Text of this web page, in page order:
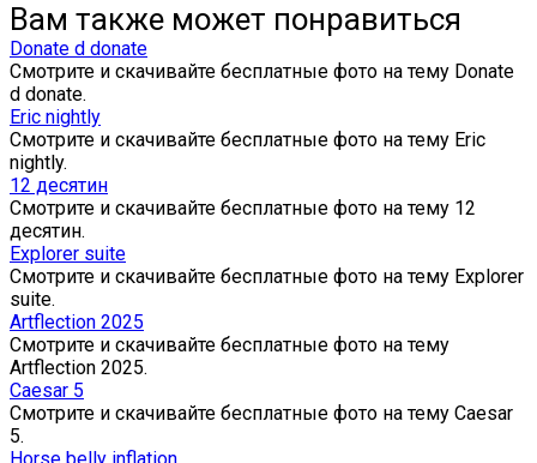
Вам также может понравиться
Donate d donate
Смотрите и скачивайте бесплатные фото на тему Donate
d donate.
Eric nightly
Смотрите и скачивайте бесплатные фото на тему Eric
nightly.
12 десятин
Смотрите и скачивайте бесплатные фото на тему 12
десятин.
Explorer suite
Смотрите и скачивайте бесплатные фото на тему Explorer
suite.
Artflection 2025
Смотрите и скачивайте бесплатные фото на тему
Artflection 2025.
Caesar 5
Смотрите и скачивайте бесплатные фото на тему Caesar
5.